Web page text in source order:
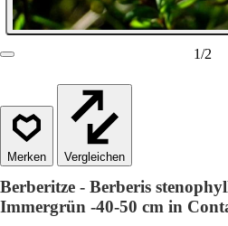
1/2
Vergleichen
Berberitze - Berberis
Immergrün -40-50 cm in